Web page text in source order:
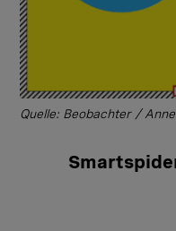
Quelle: Beobachter /